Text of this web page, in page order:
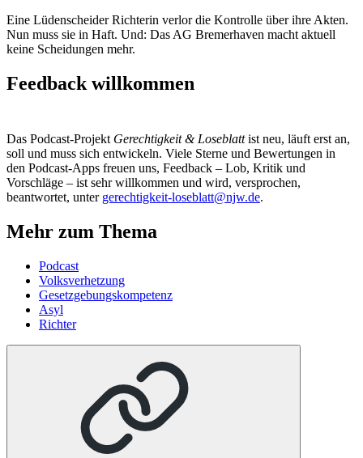
Eine Lüdenscheider Richterin verlor die Kontrolle über ihre Akten.
Nun muss sie in Haft. Und: Das AG Bremerhaven macht aktuell
keine Scheidungen mehr.
Feedback willkommen
Das Podcast-Projekt Gerechtigkeit & Loseblattist neu, läuft erst an,
soll und muss sich entwickeln. Viele Sterne und Bewertungen in
den Podcast-Apps freuen uns, Feedback – Lob, Kritik und
Vorschläge – ist sehr willkommen und wird, versprochen,
beantwortet, unter gerechtigkeit-loseblatt@njw.de.
Mehr zum Thema
Podcast
Volksverhetzung
Gesetzgebungskompetenz
Asyl
Richter